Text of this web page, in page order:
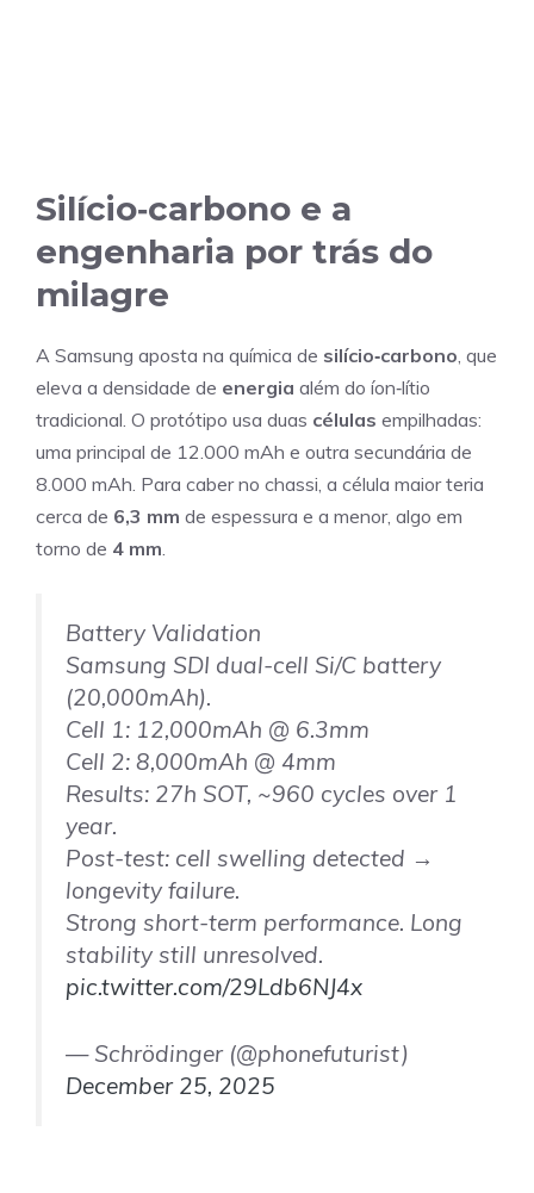
Silício‑carbono e a
engenharia por trás do
milagre
A Samsung aposta na química de silício‑carbono , que
eleva a densidade de energia além do íon‑lítio
tradicional. O protótipo usa duas células empilhadas:
uma principal de 12.000 mAh e outra secundária de
8.000 mAh. Para caber no chassi, a célula maior teria
cerca de 6,3 mm de espessura e a menor, algo em
torno de 4 mm
Battery Validation
Samsung SDI dual-cell Si/C battery
(20,000mAh).
Cell 1: 12,000mAh @ 6.3mm
Cell 2: 8,000mAh @ 4mm
Results: 27h SOT, ~960 cycles over 1
year.
Post-test: cell swelling detected →
longevity failure.
Strong short-term performance. Long
stability still unresolved.
pic.twitter.com/29Ldb6NJ4x
— Schrödinger (@phonefuturist)
December 25, 2025